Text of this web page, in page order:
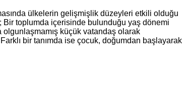
ülkelerin gelişmişlik düzeyleri etkili olduğu
Bir toplumda içerisinde bulunduğu yaş dönemi
küçük vatandaş olarak
bir tanımda ise çocuk, doğumdan başlayarak